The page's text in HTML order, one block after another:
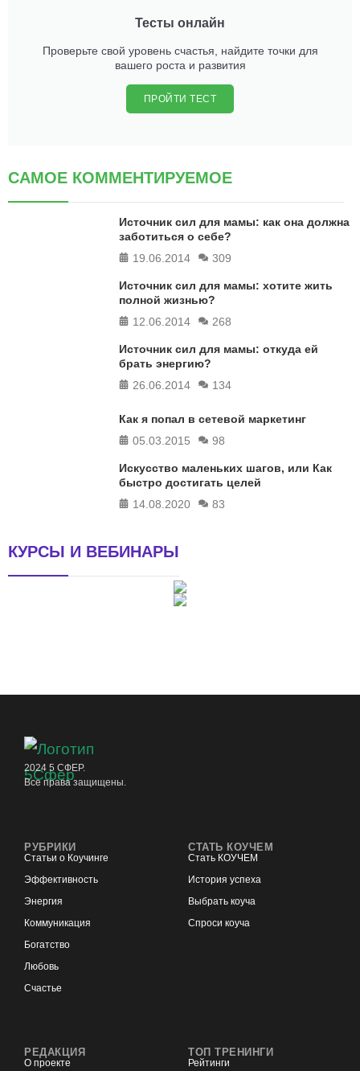
Тесты онлайн
Проверьте свой уровень счастья, найдите точки для
вашего роста и развития
ПРОЙТИ ТЕСТ
САМОЕ КОММЕНТИРУЕМОЕ
Источник сил для мамы: как она должна
заботиться о себе?
19.06.2014
309
Источник сил для мамы: хотите жить
полной жизнью?
12.06.2014
268
Источник сил для мамы: откуда ей
брать энергию?
26.06.2014
134
Как я попал в сетевой маркетинг
05.03.2015
98
Искусство маленьких шагов, или Как
быстро достигать целей
14.08.2020
83
КУРСЫ И ВЕБИНАРЫ
2024 5 СФЕР.
Все права защищены.
РУБРИКИ
Статьи о Коучинге
Эффективность
Энергия
Коммуникация
Богатство
Любовь
Счастье
СТАТЬ КОУЧЕМ
Стать КОУЧЕМ
История успеха
Выбрать коуча
Спроси коуча
РЕДАКЦИЯ
О проекте
ТОП ТРЕНИНГИ
Рейтинги